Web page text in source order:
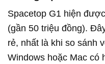
Spacetop G1 hiện
(gần 50 triệu đồng).
rẻ, nhất là khi so sánh
Windows hoặc Mac có